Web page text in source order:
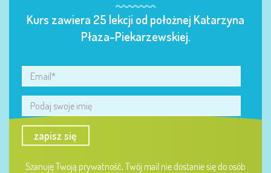
Kurs zawiera 25 lekcji od położnej Katarzyna
Płaza-Piekarzewskiej.
zapisz się
Szanuję Twoją prywatność, Twój mail nie dostanie się do osób